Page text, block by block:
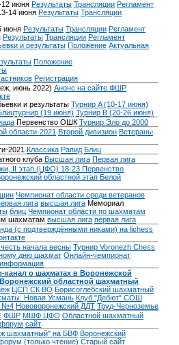
12 июня Результаты Трансляции Регламент
14 июня Результаты Трансляции
июня Результаты Трансляции Регламент
Результаты Трансляции Регламент
и результаты Положение Актуальная
Положение
Регистрация
июнь 2022) Анонс на сайте ФШР
и результаты Турнир A (10-17 июня)
(19 июня) Турнир B (20-26 июня)
Первенство ОШК Турнир Эло до 2000
области-2021 Второй дивизион Ветераны
2021 Классика Рапид Блиц
клуба Высшая лига Первая лига
II этап (ЦФО) 18-23 Первенство
областной этап Белой
Чемпионат области среди ветеранов
лига высшая лига Мемориал
блиц Чемпионат области по шахматам
шахматам высшая лига первая лига
(с подтверждёнными никами) на lichess
начала весны Турнир Voronezh Chess
дню шахмат Онлайн-чемпионат
канал о шахматах в Воронежской
областной шахматный
ЦСП СК ВО Борисоглебский шахматный
Новая Усмань Клуб "Дебют" СОШ
№4 Нововоронежский ДДТ Труд-Черноземье
ФШР МШФ ЦФО Областной шахматный
форум сайт
шахматный" на БВФ Воронежский
(только чтение) Старый сайт